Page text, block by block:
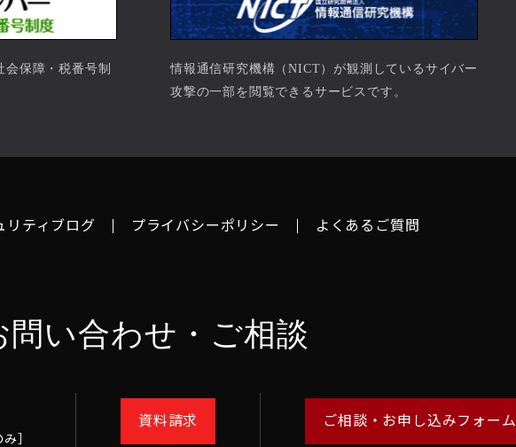
保障・税番号制
情報通信研究機構（NICT）が観測しているサイバー
攻撃の一部を閲覧できるサービスです。
リティブログ プライバシーポリシー よくあるご質問
問い合わせ・ご相談
］
資料請求 ご相談・お申し込みフォーム